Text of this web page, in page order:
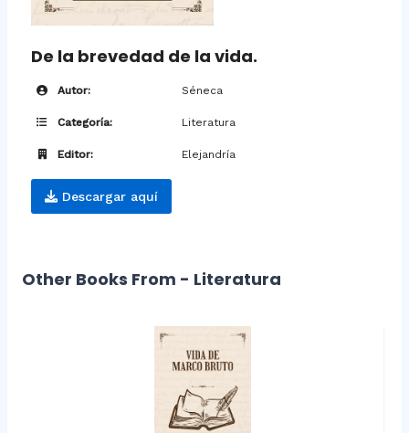
De la brevedad de la vida.
Autor: Séneca
Categoría: Literatura
Editor: Elejandría
Descargar aquí
Other Books From - Literatura